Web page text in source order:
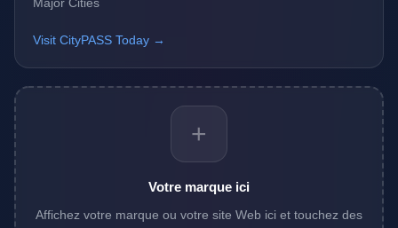
Major Cities
Visit CityPASS Today →
+
Votre marque ici
Affichez votre marque ou votre site Web ici et touchez des